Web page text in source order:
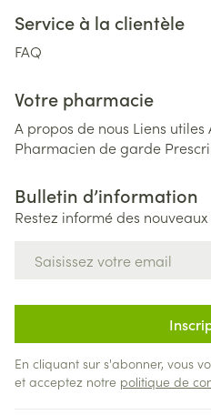
Service à la clientèle
FAQ
Votre pharmacie
A propos de nous Liens utiles
Pharmacien de garde
Bulletin d’information
Restez informé des
En cliquant sur s'abonner, vous
et acceptez notre politique de